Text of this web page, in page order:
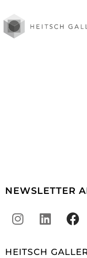
NEWSLETTER
HEITSCH